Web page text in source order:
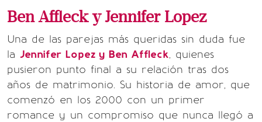
Ben Affleck y Jennifer Lopez
Una de las parejas más queridas sin duda fue
la Jennifer Lopez y Ben Affleck, quienes
pusieron punto final a su relación tras dos
años de matrimonio. Su historia de amor, que
comenzó en los 2000 con un primer
romance y un compromiso que nunca llegó a